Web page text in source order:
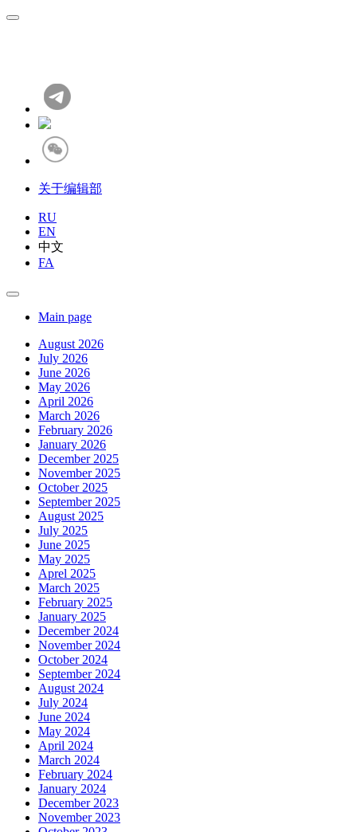
关于编辑部
RU
EN
中文
FA
Main page
August 2026
July 2026
June 2026
May 2026
April 2026
March 2026
February 2026
January 2026
December 2025
November 2025
October 2025
September 2025
August 2025
July 2025
June 2025
May 2025
Aprel 2025
March 2025
February 2025
January 2025
December 2024
November 2024
October 2024
September 2024
August 2024
July 2024
June 2024
May 2024
April 2024
March 2024
February 2024
January 2024
December 2023
November 2023